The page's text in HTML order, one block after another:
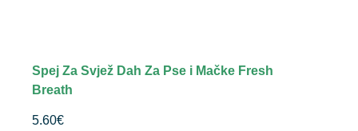
Spej Za Svjež Dah Za Pse i Mačke Fresh
Breath
5.60€